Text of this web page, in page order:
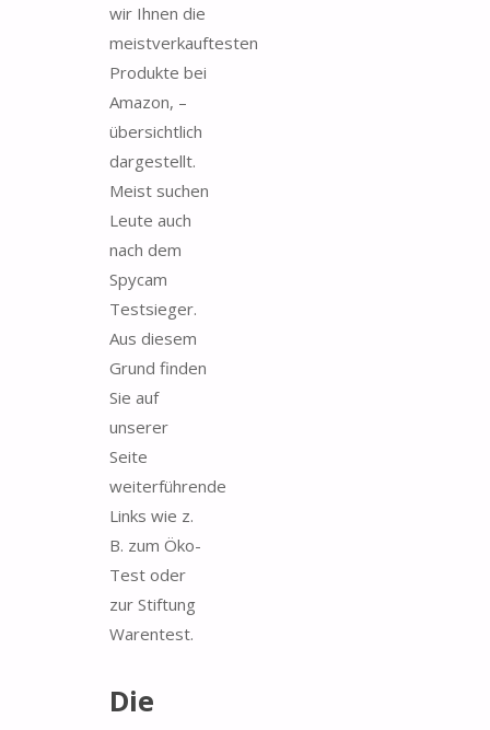
wir Ihnen die
meistverkauftesten
Produkte bei
Amazon, –
übersichtlich
dargestellt.
Meist suchen
Leute auch
nach dem
Spycam
Testsieger.
Aus diesem
Grund finden
Sie auf
unserer
Seite
weiterführende
Links wie z.
B. zum Öko-
Test oder
zur Stiftung
Warentest.
Die